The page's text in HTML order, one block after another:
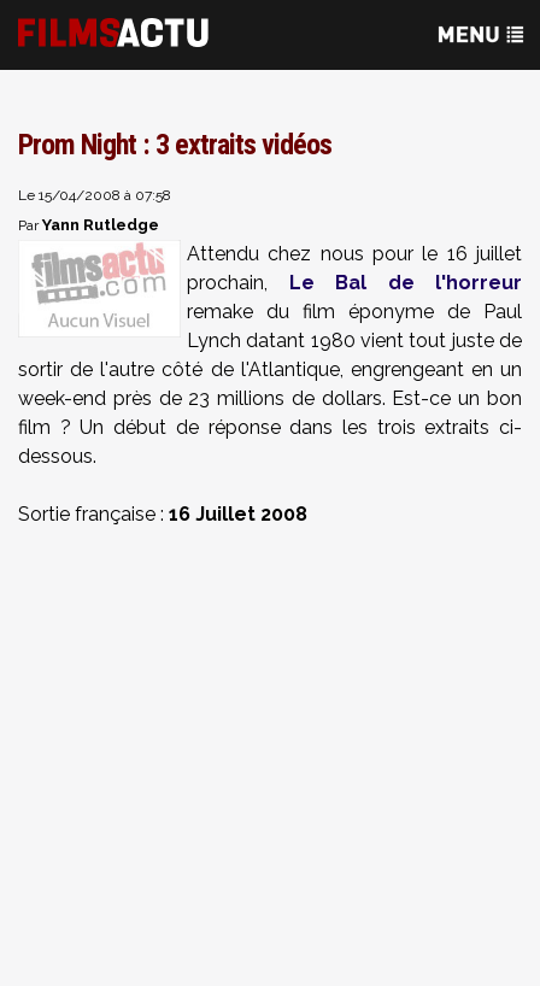
Prom Night : 3 extraits vidéos
Le 15/04/2008 à 07:58
ParYann Rutledge
Attendu chez nous pour le 16 juillet
prochain, Le Bal de l'horreur
remake du film éponyme de Paul
Lynch datant 1980 vient tout juste de
sortir de l'autre côté de l'Atlantique, engrengeant en un
week-end près de 23 millions de dollars. Est-ce un bon
film ? Un début de réponse dans les trois extraits ci-
dessous.
Sortie française : 16 Juillet 2008